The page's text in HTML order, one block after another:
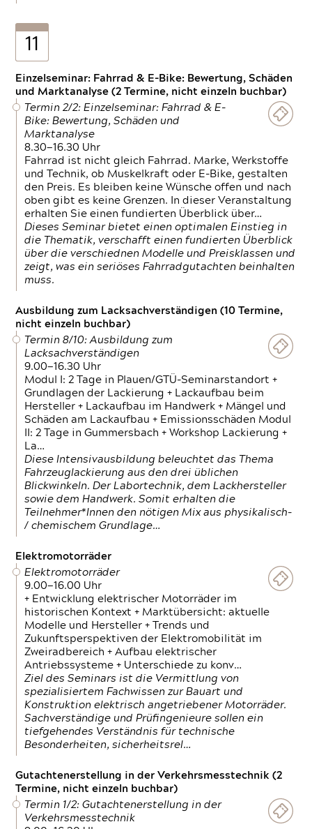
11
Einzelseminar: Fahrrad & E-Bike: Bewertung, Schäden
und Marktanalyse (2 Termine, nicht einzeln buchbar)
Termin 2/2: Einzelseminar: Fahrrad & E-
Bike: Bewertung, Schäden und
Marktanalyse
8.30—16.30 Uhr
Fahrrad ist nicht gleich Fahrrad. Marke, Werkstoffe
und Technik, ob Muskelkraft oder E-Bike, gestalten
den Preis. Es bleiben keine Wünsche offen und nach
oben gibt es keine Grenzen. In dieser Veranstaltung
erhalten Sie einen fundierten Überblick über…
Dieses Seminar bietet einen optimalen Einstieg in
die Thematik, verschafft einen fundierten Überblick
über die verschiednen Modelle und Preisklassen und
zeigt, was ein seriöses Fahrradgutachten beinhalten
muss.
Ausbildung zum Lacksachverständigen (10 Termine,
nicht einzeln buchbar)
Termin 8/10: Ausbildung zum
Lacksachverständigen
9.00—16.30 Uhr
Modul I: 2 Tage in Plauen/GTÜ-Seminarstandort +
Grundlagen der Lackierung + Lackaufbau beim
Hersteller + Lackaufbau im Handwerk + Mängel und
Schäden am Lackaufbau + Emissionsschäden Modul
II: 2 Tage in Gummersbach + Workshop Lackierung +
La…
Diese Intensivausbildung beleuchtet das Thema
Fahrzeuglackierung aus den drei üblichen
Blickwinkeln. Der Labortechnik, dem Lackhersteller
sowie dem Handwerk. Somit erhalten die
Teilnehmer*Innen den nötigen Mix aus physikalisch-
/ chemischem Grundlage…
Elektromotorräder
Elektromotorräder
9.00—16.00 Uhr
+ Entwicklung elektrischer Motorräder im
historischen Kontext + Marktübersicht: aktuelle
Modelle und Hersteller + Trends und
Zukunftsperspektiven der Elektromobilität im
Zweiradbereich + Aufbau elektrischer
Antriebssysteme + Unterschiede zu konv…
Ziel des Seminars ist die Vermittlung von
spezialisiertem Fachwissen zur Bauart und
Konstruktion elektrisch angetriebener Motorräder.
Sachverständige und Prüfingenieure sollen ein
tiefgehendes Verständnis für technische
Besonderheiten, sicherheitsrel…
Gutachtenerstellung in der Verkehrsmesstechnik (2
Termine, nicht einzeln buchbar)
Termin 1/2: Gutachtenerstellung in der
Verkehrsmesstechnik